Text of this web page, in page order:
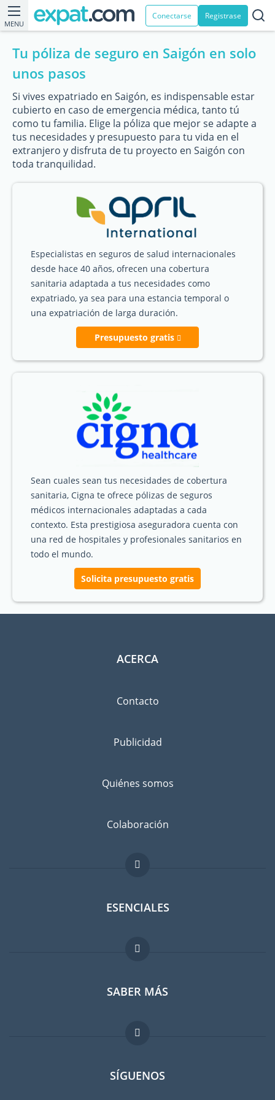
MENU
Conectarse Registrase
Tu póliza de seguro en Saigón en solo
unos pasos
Si vives expatriado en Saigón, es indispensable estar
cubierto en caso de emergencia médica, tanto tú
como tu familia. Elige la póliza que mejor se adapte a
tus necesidades y presupuesto para tu vida en el
extranjero y disfruta de tu proyecto en Saigón con
toda tranquilidad.
Especialistas en seguros de salud internacionales
desde hace 40 años, ofrecen una cobertura
sanitaria adaptada a tus necesidades como
expatriado, ya sea para una estancia temporal o
una expatriación de larga duración.
Presupuesto gratis
Sean cuales sean tus necesidades de cobertura
sanitaria, Cigna te ofrece pólizas de seguros
médicos internacionales adaptadas a cada
contexto. Esta prestigiosa aseguradora cuenta con
una red de hospitales y profesionales sanitarios en
todo el mundo.
Solicita presupuesto gratis
ACERCA
Contacto
Publicidad
Quiénes somos
Colaboración
ESENCIALES
Foro para expatriados
Guia para expatriados
Trabajos en el extranjero
SABER MÁS
FAQ
SÍGUENOS